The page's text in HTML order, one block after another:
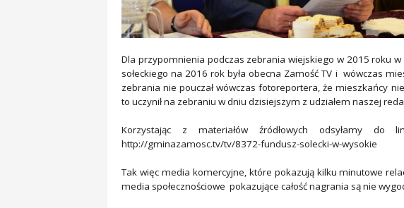
Dla przypomnienia podczas zebrania wiejskiego w 2015 roku
sołeckiego na 2016 rok była obecna Zamość TV i wówczas
zebrania nie pouczał wówczas fotoreportera, że mieszkańcy
to uczynił na zebraniu w dniu dzisiejszym z udziałem naszej
Korzystając z materiałów źródłowych odsyłamy
http://gminazamosc.tv/tv/8372-fundusz-solecki-w-wysokie
Tak więc media komercyjne, które pokazują kilku minutowe
media społecznościowe pokazujące całość nagrania są nie